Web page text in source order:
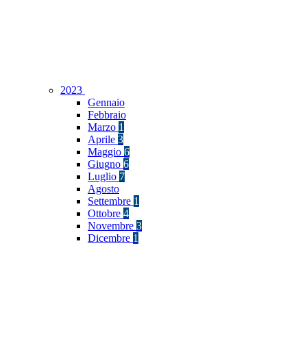
2023
Gennaio
Febbraio
Marzo 1
Aprile 3
Maggio 6
Giugno 6
Luglio 7
Agosto
Settembre 1
Ottobre 4
Novembre 3
Dicembre 1